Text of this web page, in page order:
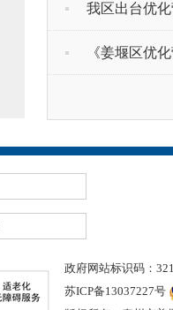
我区出台优
《姜堰区优
政府网站标识码：
苏ICP备13037227号